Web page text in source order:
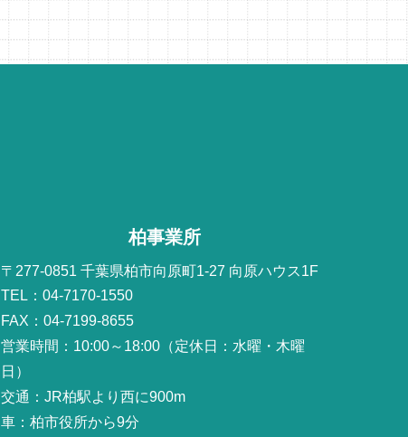
柏事業所
〒277-0851 千葉県柏市向原町1-27 向原ハウス1F
TEL：04-7170-1550
FAX：04-7199-8655
営業時間：10:00～18:00（定休日：水曜・木曜
日）
交通：JR柏駅より西に900m
車：柏市役所から9分